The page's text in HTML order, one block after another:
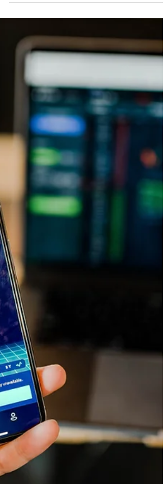
Books, O livro "Em busca do portfólio
é uma obra indispensável.